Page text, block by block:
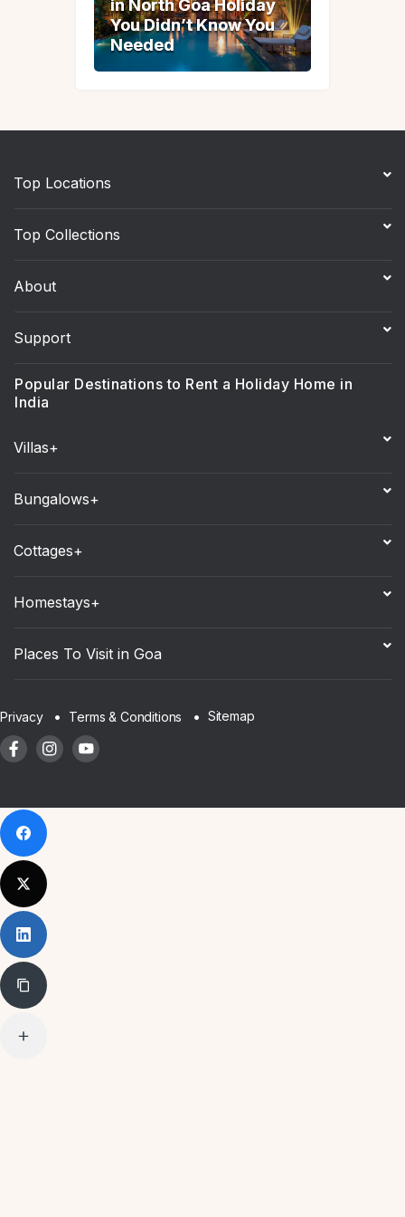
in North Goa Holiday
You Didn’t Know You
Needed
in North Goa Holiday
You Didn’t Know You
Needed
Top Locations
Top Collections
About
Support
Popular Destinations to Rent a Holiday Home in
India
Villas+
Bungalows+
Cottages+
Homestays+
Places To Visit in Goa
Privacy Terms & Conditions Sitemap